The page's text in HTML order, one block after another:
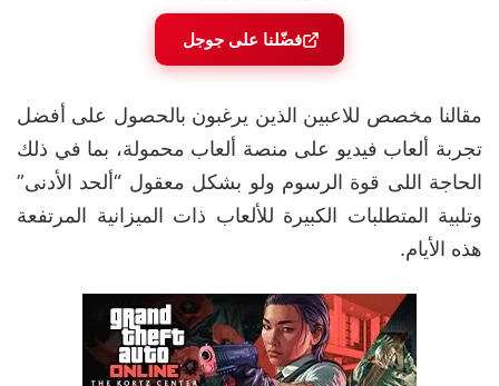
فضّلنا على جوجل
مقالنا مخصص للاعبين الذين يرغبون بالحصول على أفضل
تجربة ألعاب فيديو على منصة ألعاب محمولة، بما في ذلك
الحاجة اللى قوة الرسوم ولو بشكل معقول “ألحد الأدنى”
وتلبية المتطلبات الكبيرة للألعاب ذات الميزانية المرتفعة
هذه الأيام.